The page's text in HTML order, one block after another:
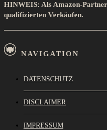
HINWEIS: Als Amazon-
qualifizierten Verkäufen.
NAVIGATION
DATENSCHUTZ
DISCLAIMER
IMPRESSUM